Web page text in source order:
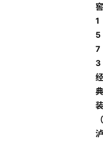
窖
1
5
7
3
经
典
装
（
泸